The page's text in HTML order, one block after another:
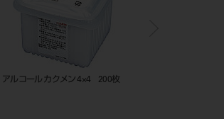
頬粘膜ボックス フルカバー